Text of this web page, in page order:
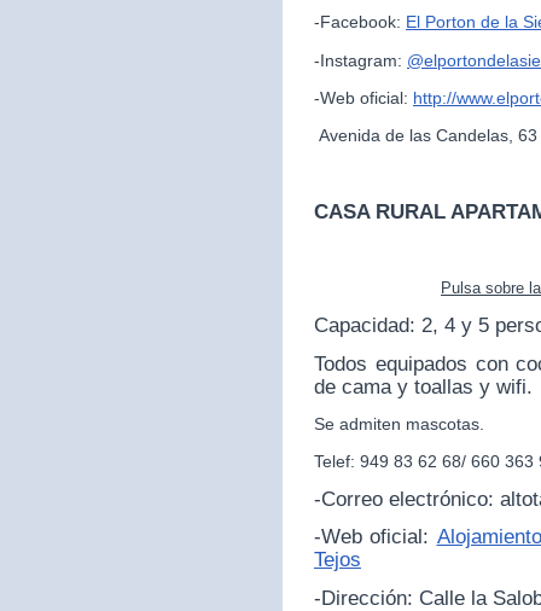
-Facebook: El Porton de la
-Instagram: @
-Web oficial: http://
Avenida de las Candelas, 63
CASA RURAL
Pulsa sobre
Capacidad: 2, 4 y 5
Todos equipados con
de cama y toallas y wifi.
Se admiten mascotas.
Telef: 949 83 62 68/ 660 363
-Correo electrónico:
-Web oficial:
Tejos
-Dirección: Calle la